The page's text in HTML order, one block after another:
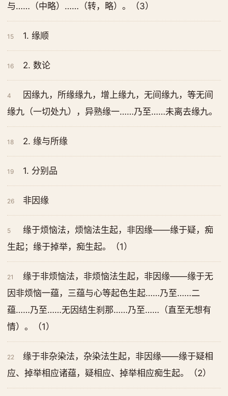
与……（中略）……（转，略）。（3）
15 1. 缘顺
16 2. 数论
4
因缘九，所缘缘九，增上缘九，无间缘九，等无间
缘九（一切处九），异熟缘一……乃至……未离去缘九。
18 2. 缘与所缘
19 1. 分别品
26 非因缘
5
缘于烦恼法，烦恼法生起，非因缘——缘于疑，痴
生起；缘于掉举，痴生起。（1）
21
缘于非烦恼法，非烦恼法生起，非因缘——缘于无
因非烦恼一蕴，三蕴与心等起色生起……乃至……二
蕴……乃至……无因结生刹那……乃至……（直至无想有
情）。（1）
22
缘于非杂染法，杂染法生起，非因缘——缘于疑相
应、掉举相应诸蕴，疑相应、掉举相应痴生起。（2）